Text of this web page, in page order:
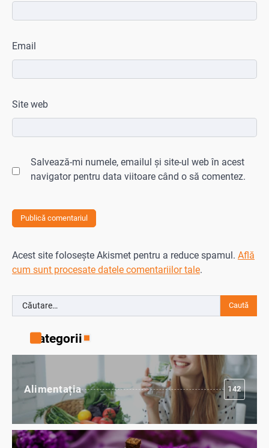
Email
Site web
Salvează-mi numele, emailul și site-ul web în acest
navigator pentru data viitoare când o să comentez.
Acest site folosește Akismet pentru a reduce spamul. Află
cum sunt procesate datele comentariilor tale.
Caută
după:
Categorii
Alimentația 142